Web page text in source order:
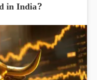
in India?